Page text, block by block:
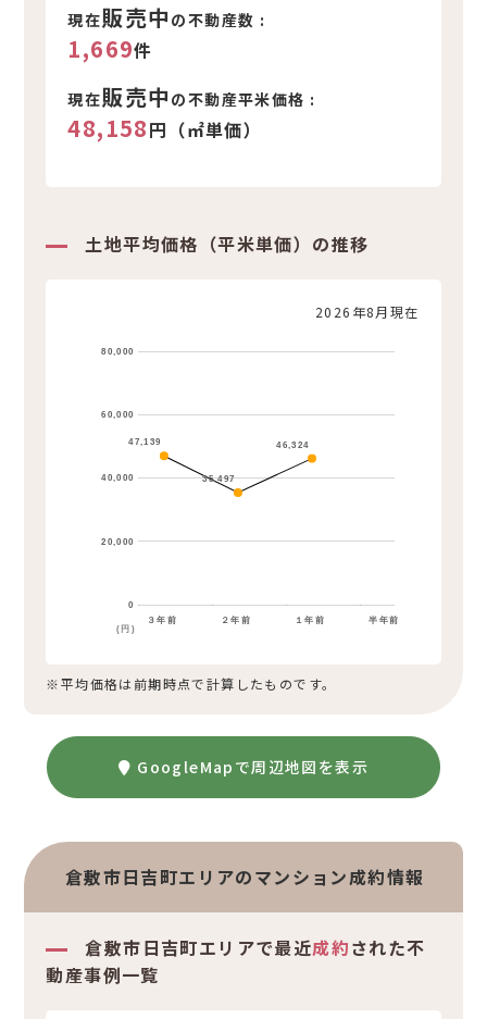
現在販売中 の不動産数 :
1,669件
現在販売中 の不動産平米価格 :
48,158円（㎡単価）
土地平均価格（平米単価）の推移
2026年8月現在
３年前 ２年前 １年前 半年前
0
20,000
40,000
60,000
80,000
47,139
35,497
46,324
(円)
※平均価格は前期時点で計算したものです。
GoogleMapで周辺地図を表示
倉敷市日吉町エリアのマンション成約情報
倉敷市日吉町エリアで最近成約された不
動産事例一覧